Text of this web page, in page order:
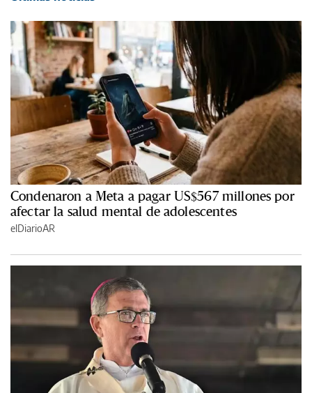
Condenaron a Meta a pagar US$567 millones por
afectar la salud mental de adolescentes
elDiarioAR